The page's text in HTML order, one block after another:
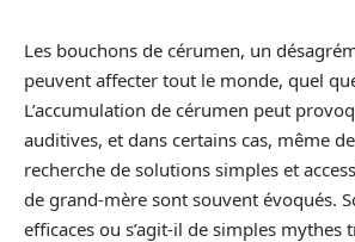
Les bouchons de cérumen, un
peuvent affecter tout le monde, quel
L’accumulation de cérumen peut
auditives, et dans certains cas, même
recherche de solutions simples et
de grand-mère sont souvent évoqués.
efficaces ou s’agit-il de simples mythes